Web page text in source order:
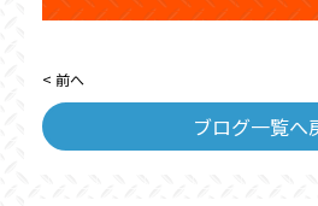
< 前へ
ブログ一覧へ